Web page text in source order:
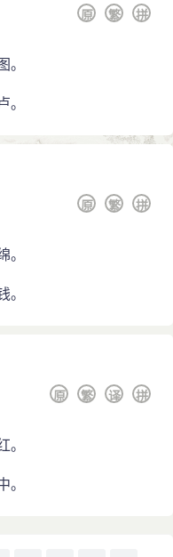
的报恩寺旁建房舍，
分病身抛印绶，不嫌
德三年(923年)，韩偓
，被尊为“一代诗
在入闽后，特别是
华，所作诗多是艳
清新可诵的诗句，
凉天气未寒时”；“燕
。被斥逐出长安后，
诅咒战乱，同情人
出传诵千古的名
拼
繁
原
拼
繁
原
拼
译
繁
原